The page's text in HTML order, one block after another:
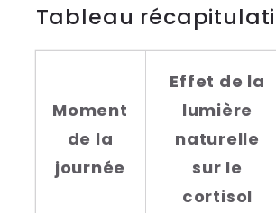
Tableau
Moment
de la
journée
Effet de la
lumière
naturelle
sur le
cortisol